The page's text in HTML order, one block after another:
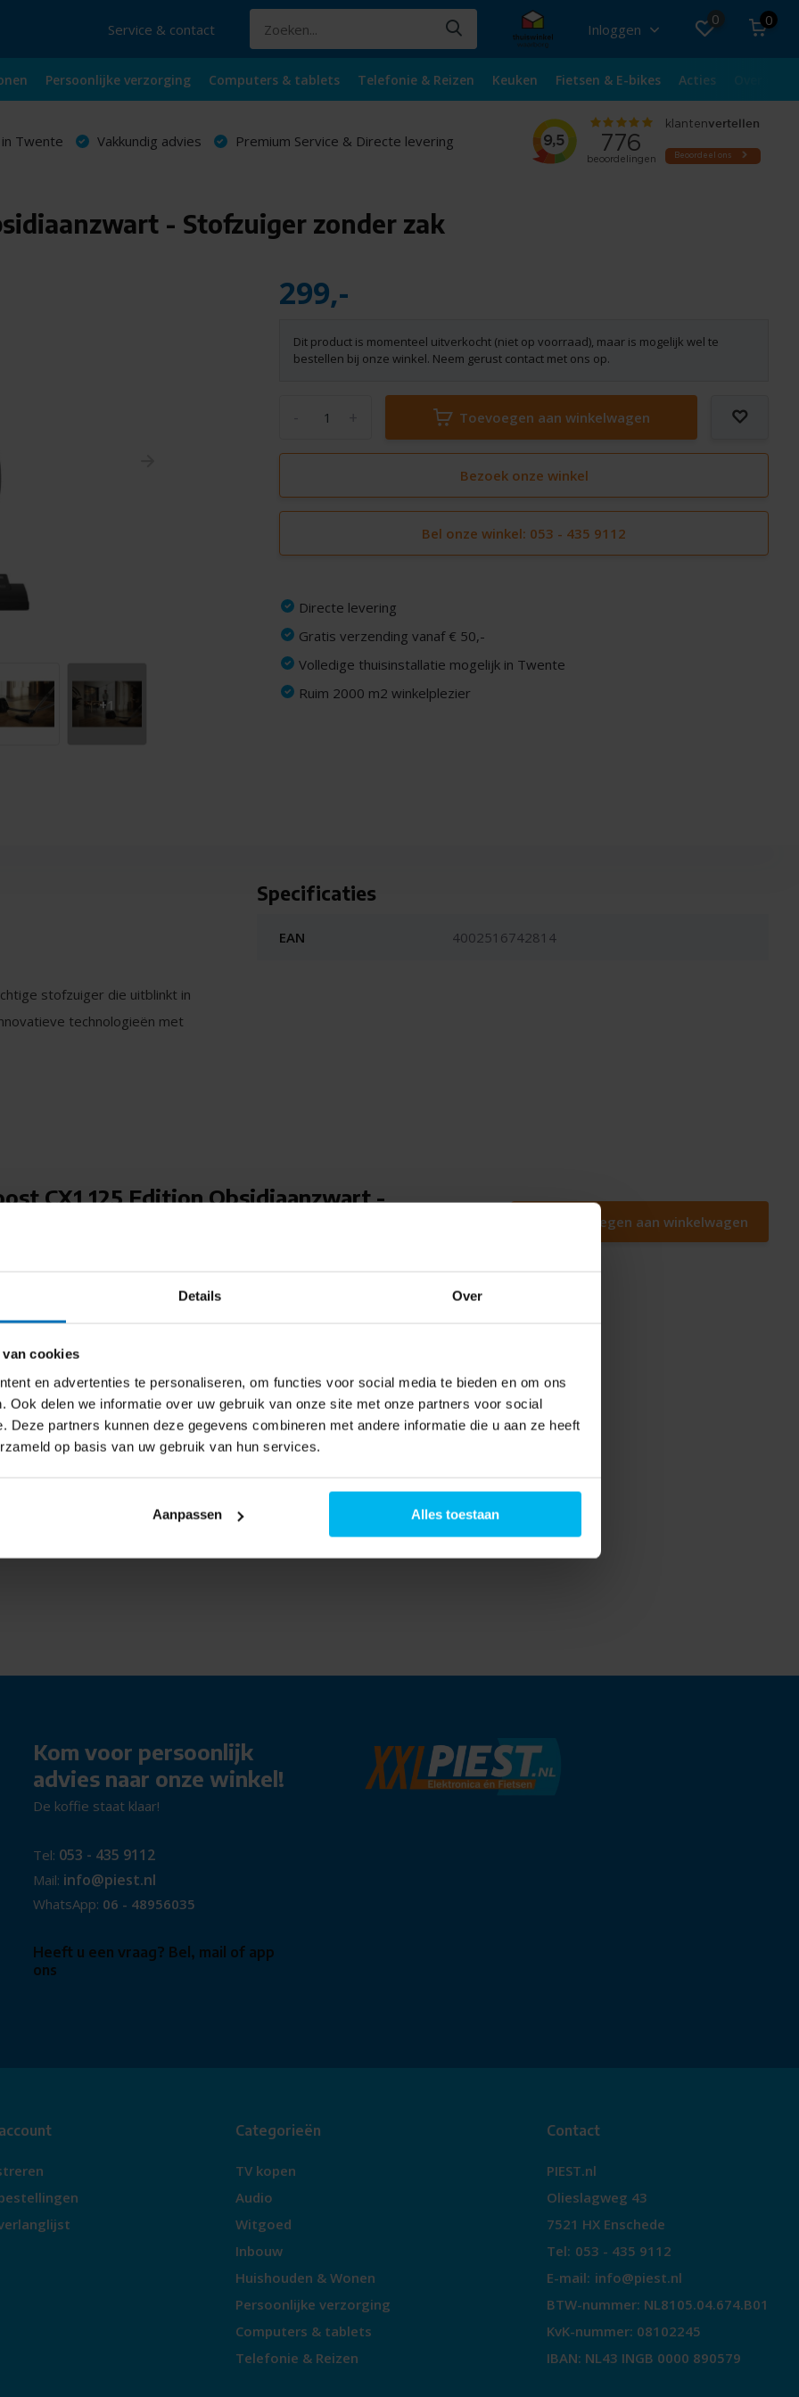
Details Over
cookies
en advertenties te personaliseren, om functies voor social media te bieden en om ons
Ook delen we informatie over uw gebruik van onze site met onze partners voor social
Deze partners kunnen deze gegevens combineren met andere informatie die u aan ze heeft
op basis van uw gebruik van hun services.
Aanpassen Alles toestaan
Service & contact Inloggen
0 0
Persoonlijke verzorging Computers & tablets Telefonie & Reizen Keuken Fietsen & E-bikes Acties
Twente Vakkundig advies Premium Service & Directe levering
- Stofzuiger zonder zak
+1
299,-
Dit product is momenteel uitverkocht (niet op voorraad), maar is mogelijk wel te
bestellen bij onze winkel. Neem gerust contact met ons op.
Toevoegen aan winkelwagen
Bezoek onze winkel
Bel onze winkel: 053 - 435 9112
Directe levering
Gratis verzending vanaf € 50,-
Volledige thuisinstallatie mogelijk in Twente
Ruim 2000 m2 winkelplezier
stofzuiger die uitblinkt in
technologieën met
harde vloeren of tapijten
onderhoudsvrije HEPA
worden opgevangen,
hij gemakkelijk te
obstakels. De stofzuiger is
kunt aanpassen aan je
een fluitje van
en hygiënisch legen
CX1 125 niet alleen
uitstekende
design. Het is de perfecte
efficiënte stofzuiger die aan
Specificaties
EAN 4002516742814
CX1 125 Edition Obsidiaanzwart -
Toevoegen aan winkelwagen
Kom voor persoonlijk
advies naar onze winkel!
De koffie staat klaar!
Tel: 053 - 435 9112
Mail: info@piest.nl
WhatsApp: 06 - 48956035
Heeft u een vraag? Bel, mail of app
ons
Categorieën
TV kopen
Audio
Witgoed
Inbouw
Huishouden & Wonen
Persoonlijke verzorging
Computers & tablets
Telefonie & Reizen
Contact
PIEST.nl
Olieslagweg 43
7521 HX Enschede
Tel: 053 - 435 9112
E-mail: info@piest.nl
BTW-nummer: NL8105.04.674.B01
KvK-nummer: 08102245
IBAN: NL43 INGB 0000 890579